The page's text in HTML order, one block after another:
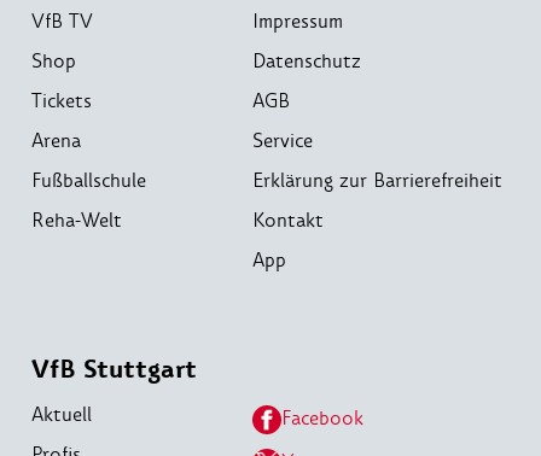
VfB TV
Shop
Tickets
Arena
Fußballschule
Reha-Welt
Impressum
Datenschutz
AGB
Service
Erklärung zur Barrierefreiheit
Kontakt
App
VfB Stuttgart
Aktuell
Facebook